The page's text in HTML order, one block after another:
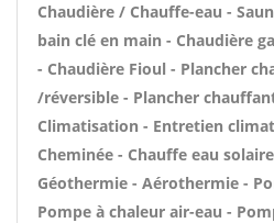
Chaudière / Chauffe-eau -
bain clé en main - Chaudière
- Chaudière Fioul - Plancher
/réversible - Plancher
Climatisation - Entretien
Cheminée - Chauffe eau
Géothermie - Aérothermie -
Pompe à chaleur air-eau -